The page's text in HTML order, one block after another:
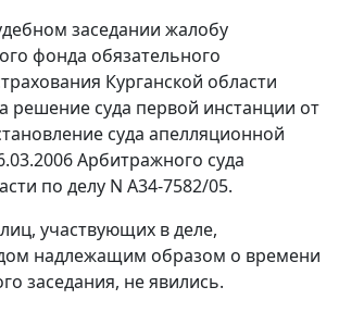
заседании жалобу
фонда обязательного
Курганской области
решение суда первой инстанции от
суда апелляционной
Арбитражного суда
по делу N А34-7582/05.
участвующих в деле,
надлежащим образом о времени
заседания, не явились.